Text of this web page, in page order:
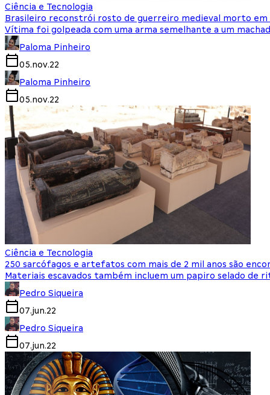
Ciência e Tecnologia
Brasileiro reconstrói rosto de guerreiro medieval morto em
Vítima foi golpeada com uma arma semelhante a um
Paloma Pinheiro
05.nov.22
Paloma Pinheiro
05.nov.22
Ciência e Tecnologia
250 sarcófagos e artefatos com mais de 2 mil anos são
Materiais escavados também incluem um papiro selado de
Pedro Siqueira
07.jun.22
Pedro Siqueira
07.jun.22